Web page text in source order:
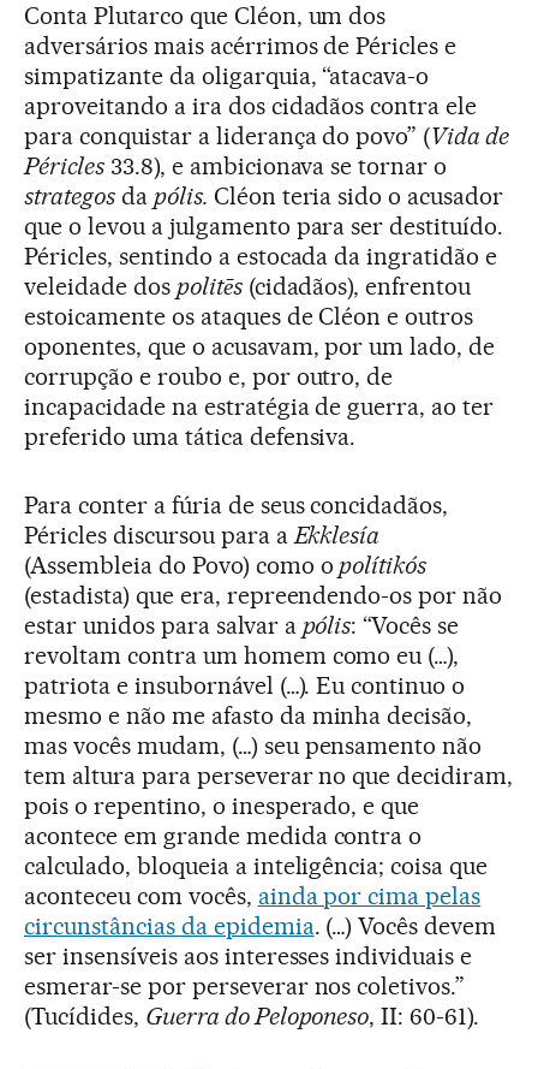
Conta Plutarco que Cléon, um dos
adversários mais acérrimos de Péricles e
simpatizante da oligarquia, “atacava-o
aproveitando a ira dos cidadãos contra ele
para conquistar a liderança do povo” (Vida de
Péricles33.8), e ambicionava se tornar o
strategosda pólis. Cléon teria sido o acusador
que o levou a julgamento para ser destituído.
Péricles, sentindo a estocada da ingratidão e
veleidade dos politēs(cidadãos), enfrentou
estoicamente os ataques de Cléon e outros
oponentes, que o acusavam, por um lado, de
corrupção e roubo e, por outro, de
incapacidade na estratégia de guerra, ao ter
preferido uma tática defensiva.
Para conter a fúria de seus concidadãos,
Péricles discursou para aEkklesía
(Assembleia do Povo) como opolítikós
(estadista) que era, repreendendo-os por não
estar unidos para salvar a pólis: “Vocês se
revoltam contra um homem como eu (…),
patriota e insubornável (…). Eu continuo o
mesmo e não me afasto da minha decisão,
mas vocês mudam, (…) seu pensamento não
tem altura para perseverar no que decidiram,
pois o repentino, o inesperado, e que
acontece em grande medida contra o
calculado, bloqueia a inteligência; coisa que
aconteceu com vocês, ainda por cima pelas
circunstâncias da epidemia. (…) Vocês devem
ser insensíveis aos interesses individuais e
esmerar-se por perseverar nos coletivos.”
(Tucídides, Guerra do Peloponeso, II: 60-61).